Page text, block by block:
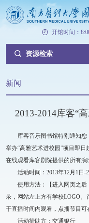
开馆时间：
资源检索
新闻
2013-2014库客“
库客音乐图书馆特别通知您
举办“高雅艺术进校园”项目即
在线观看库客剧院提供的所有演
活动时间：2013年12月1日-
使用方法：【进入网页之后
录，网站左上方有学校LOGO
于直播时间内观看，点播节目可
活动赞助方：交通银行